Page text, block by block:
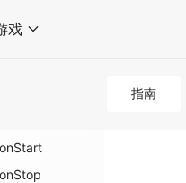
戏
指南